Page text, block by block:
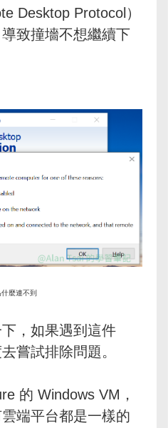
Desktop Protocol）
致撞墻不想繼續下
麼連不到
，如果遇到這件
嘗試排除問題。
的 Windows VM，
端平台都是一樣的